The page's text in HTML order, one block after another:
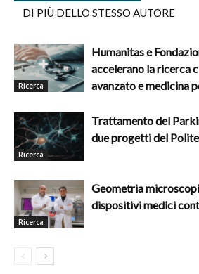
DI PIÙ DELLO STESSO AUTORE
Ricerca
Humanitas e
accelerano la ricerca
avanzato e medicina
Ricerca
Trattamento del
due progetti del
Ricerca
Geometria
dispositivi medici